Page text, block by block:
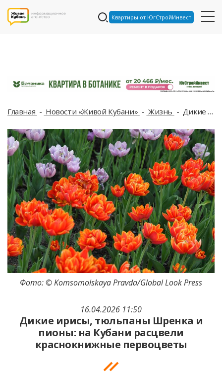
Квартиры от ЮгСтройИнвест
Главная Новости «Живой Кубани» Жизнь Дикие ирисы, тюльпаны Шренка и пионы: на Кубани расцвели краснокнижные первоцветы
16.04.2026 11:50
Дикие ирисы, тюльпаны Шренка и
пионы: на Кубани расцвели
краснокнижные первоцветы
Фото: © Komsomolskaya Pravda/Global Look Press